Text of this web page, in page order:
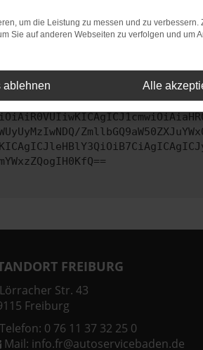
bestimmte Funktionen nicht mehr
das Problem zu beheben. Du
FREIBURG
Lörracher Str. 43
Freiburg
Telefon: 0 76 11 37 32 25 0
Mail: info.fr@autoservicebaden.de
um die Leistung zu messen und zu verbessern.
Sie auf anderen Webseiten zu verfolgen und um
ablehnen Alle